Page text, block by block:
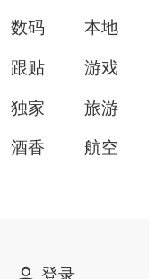
数码
本地
跟贴
游戏
独家
旅游
酒香 航空
登录